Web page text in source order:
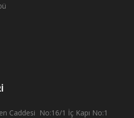
Caddesi No:16/1 İç Kapı No:1